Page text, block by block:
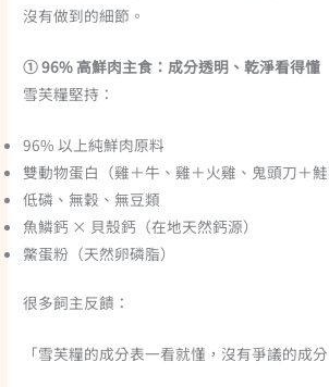
沒有做到的細節。
① 96% 高鮮肉主食：成分透明、乾淨看得懂
雪芙糧堅持：
96% 以上純鮮肉原料
雙動物蛋白（雞＋牛、雞＋火雞、鬼頭刀＋鮭
低磷、無穀、無豆類
魚鱗鈣 × 貝殼鈣（在地天然鈣源）
鱉蛋粉（天然卵磷脂）
很多飼主反饋：
「雪芙糧的成分表一看就懂，沒有爭議的成分